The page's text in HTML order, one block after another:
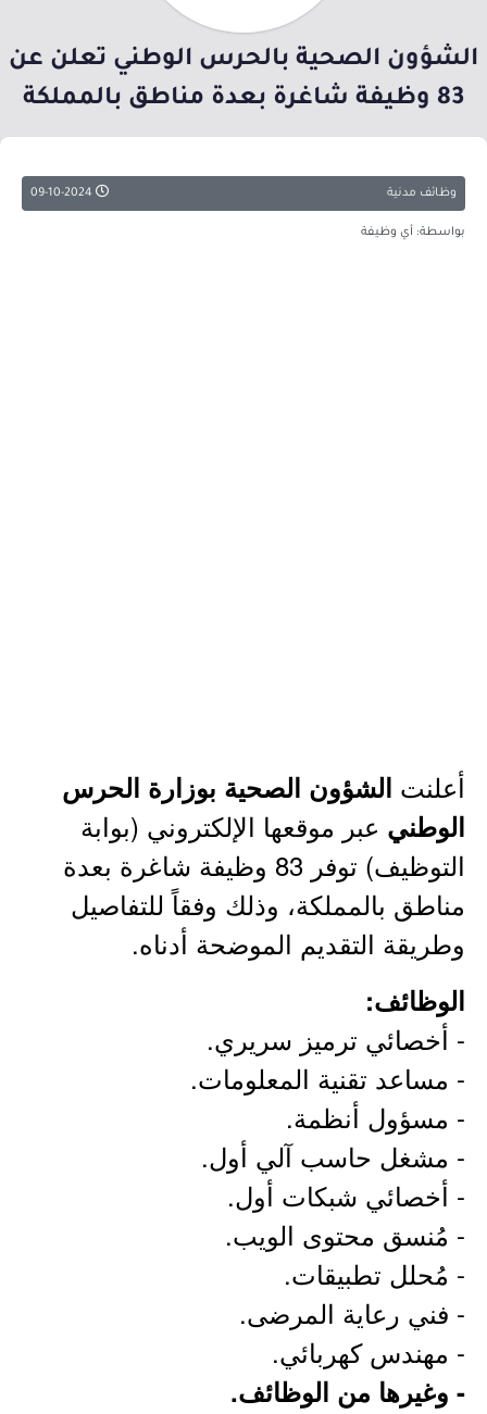
الشؤون الصحية بالحرس الوطني تعلن عن
83 وظيفة شاغرة بعدة مناطق بالمملكة
وظائف مدنية
بواسطة: أي وظيفة
أعلنت الشؤون الصحية بوزارة الحرس
الوطني عبر موقعها الإلكتروني (بوابة
التوظيف) توفر 83 وظيفة شاغرة بعدة
مناطق بالمملكة، وذلك وفقاً للتفاصيل
وطريقة التقديم الموضحة أدناه.
الوظائف:
- أخصائي ترميز سريري.
- مساعد تقنية المعلومات.
- مسؤول أنظمة.
- مشغل حاسب آلي أول.
- أخصائي شبكات أول.
- مُنسق محتوى الويب.
- مُحلل تطبيقات.
- فني رعاية المرضى.
- مهندس كهربائي.
- وغيرها من الوظائف.